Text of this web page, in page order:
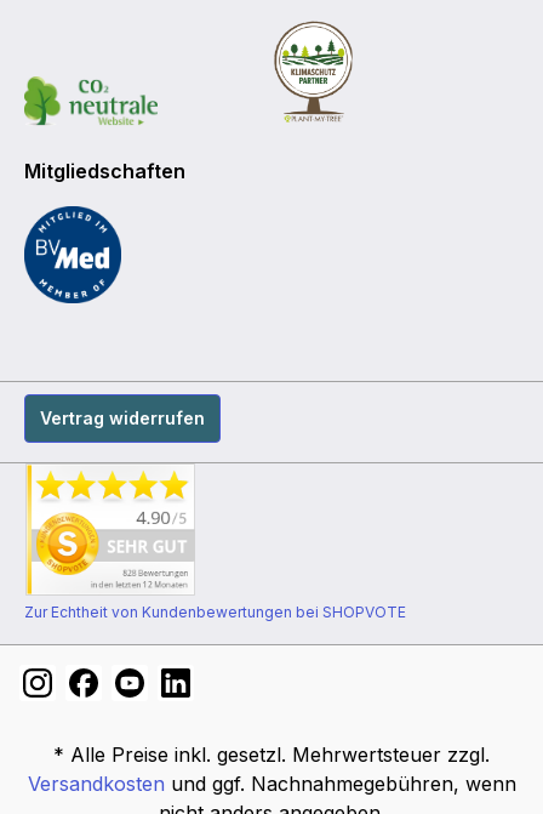
Mitgliedschaften
Vertrag widerrufen
Zur Echtheit von Kundenbewertungen bei SHOPVOTE
* Alle Preise inkl. gesetzl. Mehrwertsteuer zzgl.
Versandkosten und ggf. Nachnahmegebühren, wenn